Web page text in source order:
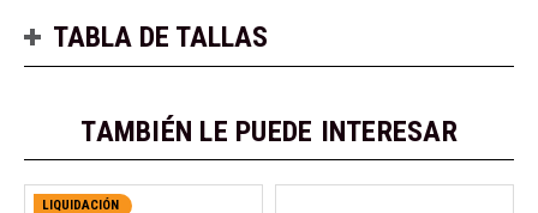
TABLA DE TALLAS
TAMBIÉN LE PUEDE INTERESAR
LIQUIDACIÓN